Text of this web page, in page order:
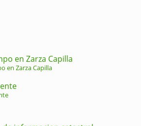
en Zarza Capilla
en Zarza Capilla